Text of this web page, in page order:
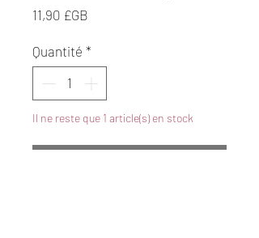
11,90 £GB
Quantité *
Il ne reste que 1 article(s) en stock